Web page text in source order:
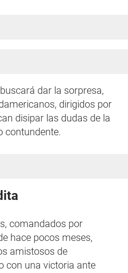
dar la sorpresa,
dirigidos por
disipar las dudas de la
contundente.
comandados por
hace pocos meses,
amistosos de
con una victoria ante